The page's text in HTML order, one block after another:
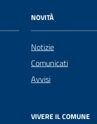
NOVITÀ
Notizie
Comunicati
Avvisi
VIVERE IL COMUNE